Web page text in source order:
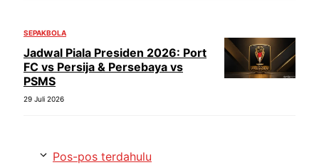
SEPAKBOLA
Jadwal Piala Presiden 2026: Port
FC vs Persija & Persebaya vs
PSMS
29 Juli 2026
Pos-pos terdahulu